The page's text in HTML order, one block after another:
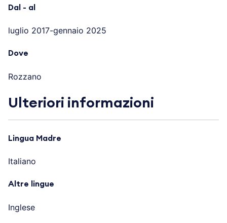
Dal - al
luglio 2017-gennaio 2025
Dove
Rozzano
Ulteriori informazioni
Lingua Madre
Italiano
Altre lingue
Inglese